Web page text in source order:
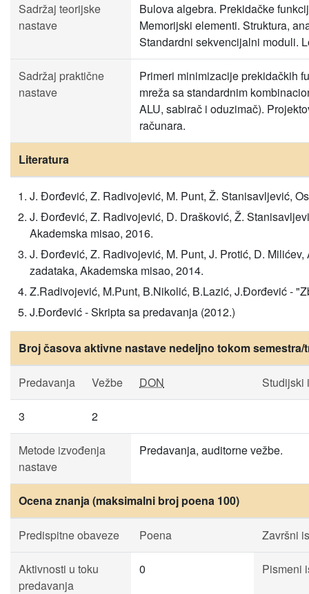
Sadržaj teorijske
nastave
Bulova algebra. Prekidačke
Memorijski elementi. Struktura,
Standardni sekvencijalni moduli.
Sadržaj praktične
nastave
Primeri minimizacije prekidačkih
mreža sa standardnim
ALU, sabirač i oduzimač).
računara.
Literatura
J. Đorđević, Z. Radivojević, M. Punt, Ž. Stanisavljević,
J. Đorđević, Z. Radivojević, D. Drašković, Ž.
Akademska misao, 2016.
J. Đorđević, Z. Radivojević, M. Punt, J. Protić, D.
zadataka, Akademska misao, 2014.
Z.Radivojević, M.Punt, B.Nikolić, B.Lazić, J.Đorđević -
J.Đorđević - Skripta sa predavanja (2012.)
Broj časova aktivne nastave nedeljno tokom
Predavanja Vežbe DON Studijski
3 2
Metode izvođenja
nastave
Predavanja, auditorne vežbe.
Ocena znanja (maksimalni broj poena 100)
Predispitne obaveze Poena Završni
Aktivnosti u toku
predavanja
0 Pismeni